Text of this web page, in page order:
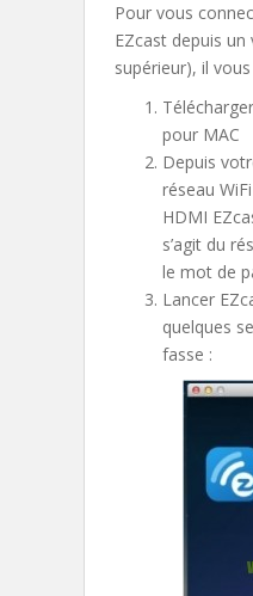
Pour vous
EZcast depuis un
supérieur), il
pour MAC
Depuis
réseau
HDMI
s’agit du
le mot de
Lancer
quelques
fasse :